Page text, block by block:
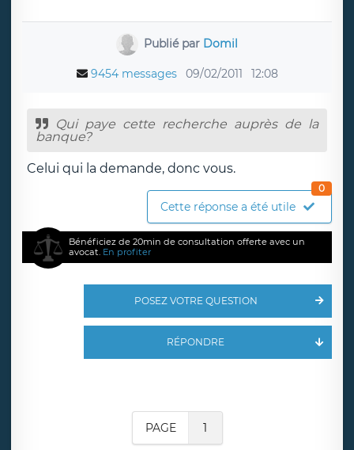
Publié par Domil
9454 messages 09/02/2011 12:08
Qui paye cette recherche auprès de la
banque?
Celui qui la demande, donc vous.
Cette réponse a été utile
0
Bénéficiez de 20min de consultation offerte avec un
avocat. En profiter
POSEZ VOTRE QUESTION
RÉPONDRE
PAGE 1